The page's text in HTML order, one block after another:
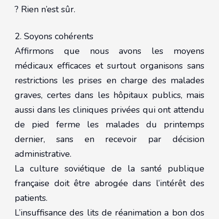
? Rien n’est sûr.
2. Soyons cohérents
Affirmons que nous avons les moyens
médicaux efficaces et surtout organisons sans
restrictions les prises en charge des malades
graves, certes dans les hôpitaux publics, mais
aussi dans les cliniques privées qui ont attendu
de pied ferme les malades du printemps
dernier, sans en recevoir par décision
administrative.
La culture soviétique de la santé publique
française doit être abrogée dans l’intérêt des
patients.
L’insuffisance des lits de réanimation a bon dos